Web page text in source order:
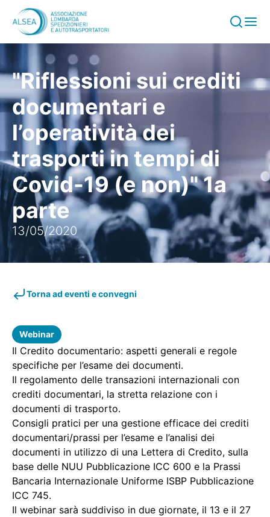
Vai al contenuto
"Riflessioni sui crediti
documentari e
l’operatività dei
trasporti in tempi di
Covid-19 (e non)" 1a
parte
13/05/2020
Torna ad eventi e convegni
Webinar
Il Credito documentario: aspetti generali e regole
specifiche per l’esame dei documenti.
Il regolamento delle transazioni internazionali con
crediti documentari, la stretta relazione con i
documenti di trasporto.
Consigli pratici per una gestione efficace dei crediti
documentari/prassi per l’esame e l’analisi dei
documenti in utilizzo di una Lettera di Credito, sulla
base delle NUU Pubblicazione ICC 600 e la Prassi
Bancaria Internazionale Uniforme ISBP Pubblicazione
ICC 745.
Il webinar sarà suddiviso in due giornate, il 13 e il 27